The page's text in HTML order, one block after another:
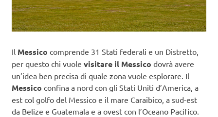
Il Messico comprende 31 Stati federali e un Distretto,
per questo chi vuole visitare il Messico dovrà avere
un’idea ben precisa di quale zona vuole esplorare. Il
Messico confina a nord con gli Stati Uniti d’America, a
est col golfo del Messico e il mare Caraibico, a sud-est
da Belize e Guatemala e a ovest con l’Oceano Pacifico.